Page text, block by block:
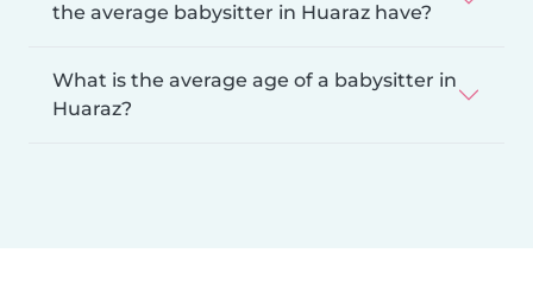
the average babysitter in Huaraz have?
What is the average age of a babysitter in
Huaraz?